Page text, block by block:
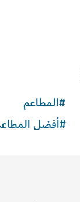
#المطاعم
#أفضل